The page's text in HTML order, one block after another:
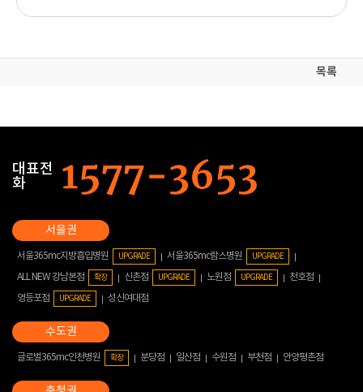
목록
대표전
화
서울365mc지방흡입병원 UPGRADE 서울365mc람스병원 UPGRADE
ALL NEW 강남본점 확장 신촌점 UPGRADE 노원점 UPGRADE
천호점
영등포점
UPGRADE 성신여대점
글로벌365mc인천병원 확장 분당점 일산점 수원점 부천점 안양평촌점